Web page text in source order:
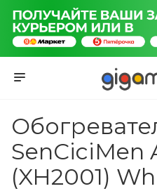
SenCiciMen
(XH2001)